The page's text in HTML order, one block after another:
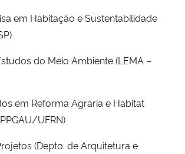
em Habitação e Sustentabilidade
do Meio Ambiente (LEMA –
em Reforma Agrária e Habitat
UFRN)
(Depto. de Arquitetura e